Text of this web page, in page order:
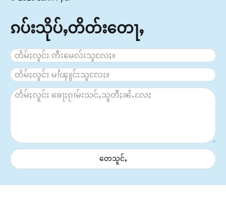
ၵပ်းသိုပ်ႇတိတ်းတေႃႇ